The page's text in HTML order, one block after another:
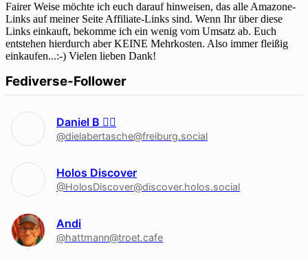
Fairer Weise möchte ich euch darauf hinweisen, das alle Amazone-
Links auf meiner Seite Affiliate-Links sind. Wenn Ihr über diese
Links einkauft, bekomme ich ein wenig vom Umsatz ab. Euch
entstehen hierdurch aber KEINE Mehrkosten. Also immer fleißig
einkaufen...:-) Vielen lieben Dank!
Fediverse-Follower
Daniel B 🏳‍🌈
@dielabertasche@freiburg.social
Holos Discover
@HolosDiscover@discover.holos.social
Andi
@hattmann@troet.cafe